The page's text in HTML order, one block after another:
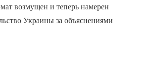
возмущен и теперь намерен
Украины за объяснениями